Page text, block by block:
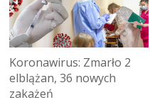
Koronawirus: Zmarło 2
elblążan, 36 nowych
zakażeń